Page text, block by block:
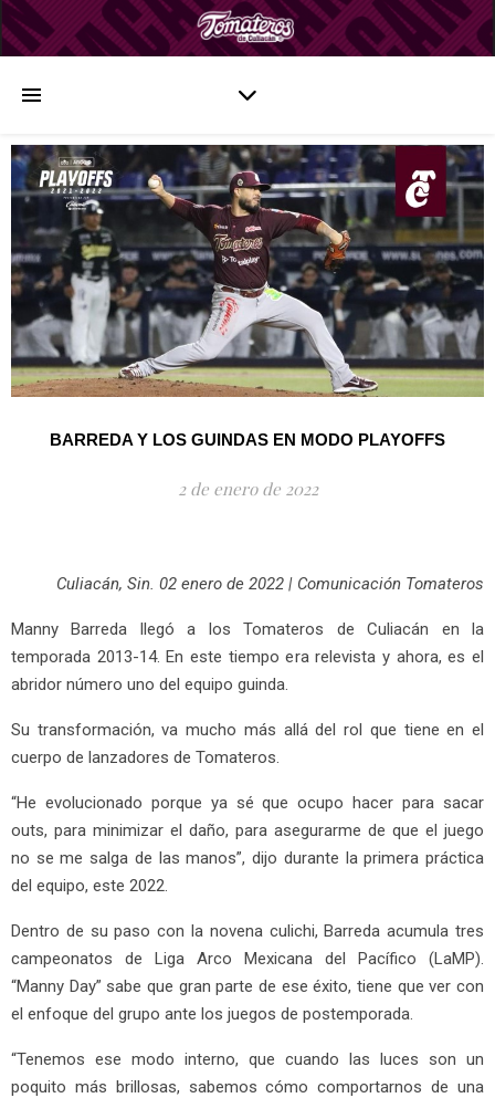
BARREDA Y LOS GUINDAS EN MODO PLAYOFFS
2 de enero de 2022
Culiacán, Sin. 02 enero de 2022 | Comunicación Tomateros
Manny Barreda llegó a los Tomateros de Culiacán en la
temporada 2013-14. En este tiempo era relevista y ahora, es el
abridor número uno del equipo guinda.
Su transformación, va mucho más allá del rol que tiene en el
cuerpo de lanzadores de Tomateros.
“He evolucionado porque ya sé que ocupo hacer para sacar
outs, para minimizar el daño, para asegurarme de que el juego
no se me salga de las manos”, dijo durante la primera práctica
del equipo, este 2022.
Dentro de su paso con la novena culichi, Barreda acumula tres
campeonatos de Liga Arco Mexicana del Pacífico (LaMP).
“Manny Day” sabe que gran parte de ese éxito, tiene que ver con
el enfoque del grupo ante los juegos de postemporada.
“Tenemos ese modo interno, que cuando las luces son un
poquito más brillosas, sabemos cómo comportarnos de una